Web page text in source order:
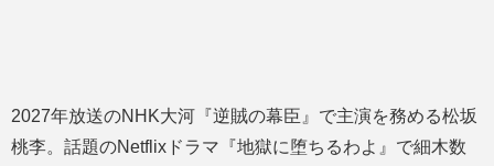
2027年放送のNHK大河『逆賊の幕臣』で主演を務める松坂
桃李。話題のNetflixドラマ『地獄に堕ちるわよ』で細木数